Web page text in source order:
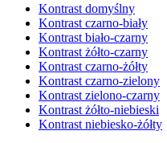
Kontrast domyślny
Kontrast czarno-biały
Kontrast biało-czarny
Kontrast żółto-czarny
Kontrast czarno-żółty
Kontrast czarno-zielony
Kontrast zielono-czarny
Kontrast żółto-niebieski
Kontrast niebiesko-żółty